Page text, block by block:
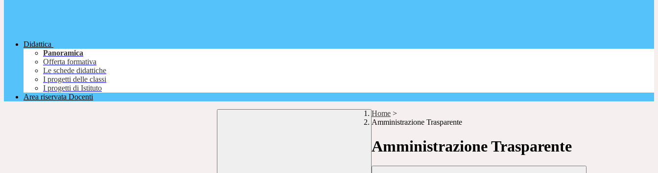
Didattica
Panoramica
Offerta formativa
Le schede didattiche
I progetti delle classi
I progetti di Istituto
Area riservata Docenti
Home >
Amministrazione Trasparente
Amministrazione Trasparente